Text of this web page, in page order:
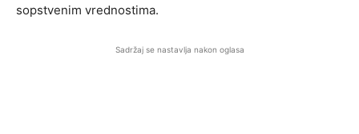
sopstvenim vrednostima.
Sadržaj se nastavlja nakon oglasa